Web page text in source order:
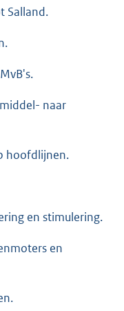
Salland.
naar
hoofdlijnen.
en stimulering.
en